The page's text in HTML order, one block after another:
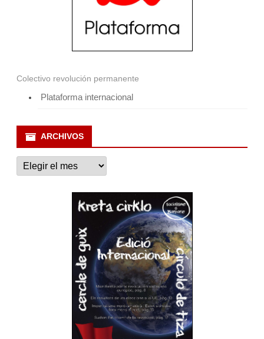
Colectivo revolución permanente
Plataforma internacional
ARCHIVOS
Archivos